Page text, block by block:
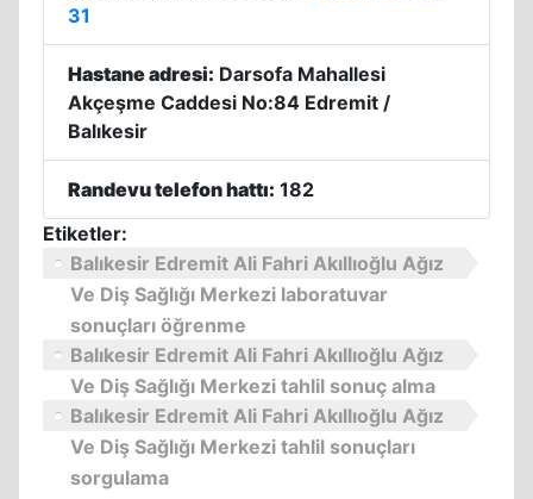
31
Hastane adresi: Darsofa Mahallesi
Akçeşme Caddesi No:84 Edremit /
Balıkesir
Randevu telefon hattı: 182
Etiketler:
Balıkesir Edremit Ali Fahri Akıllıoğlu Ağız
Ve Diş Sağlığı Merkezi laboratuvar
sonuçları öğrenme
Balıkesir Edremit Ali Fahri Akıllıoğlu Ağız
Ve Diş Sağlığı Merkezi tahlil sonuç alma
Balıkesir Edremit Ali Fahri Akıllıoğlu Ağız
Ve Diş Sağlığı Merkezi tahlil sonuçları
sorgulama